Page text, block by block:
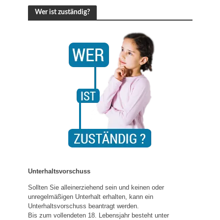
Wer ist zuständig?
Unterhaltsvorschuss
Sollten Sie alleinerziehend sein und keinen oder
unregelmäßigen Unterhalt erhalten, kann ein
Unterhaltsvorschuss beantragt werden.
Bis zum vollendeten 18. Lebensjahr besteht unter